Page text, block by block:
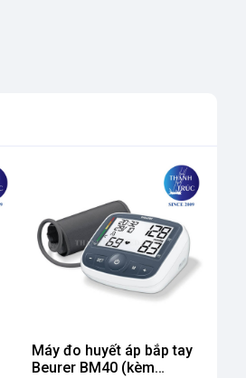
Máy đo huyết áp bắp tay
Beurer BM40 (kèm